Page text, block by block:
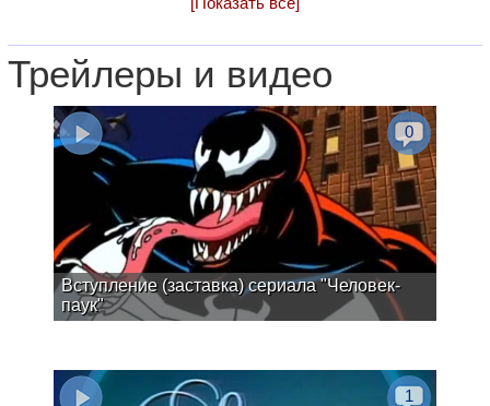
Трейлеры и видео
Вступление (заставка) сериала "Человек-
паук"
0
1